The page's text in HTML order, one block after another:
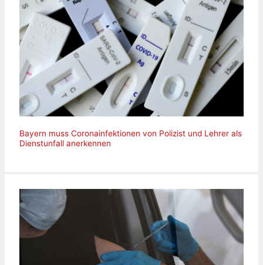
Bayern muss Coronainfektionen von Polizist und Lehrer als
Dienstunfall anerkennen